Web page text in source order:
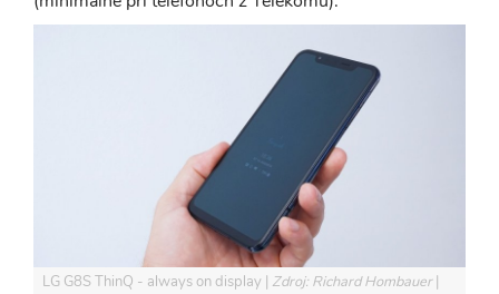
LG G8S ThinQ - always on display Zdroj: Richard Hombauer